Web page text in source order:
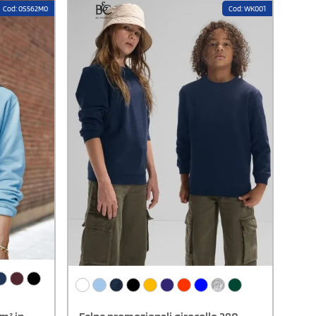
per una vestibilità stabile e confortevole,
cuciture laterali che valorizzano la struttura
del capo e un interno spazzolato, caldo e
soffice.Certificazione: OEKO-TEX® standard
100 - Sedex MemberDisponibile
modello Uomo e Donna
Cod: 0S562M0 Cod: WK001